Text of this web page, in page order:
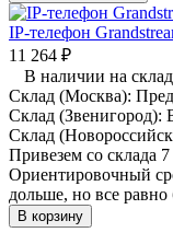
IP-телефон
11 264 ₽
В наличии на
Склад (Москва):
Склад (Звенигород):
Склад
Привезем со склада 7
Ориентировочный
дольше, но все равно
В корзину